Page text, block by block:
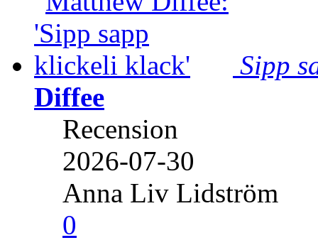
Sipp
Diffee
Recension
2026-07-30
Anna Liv Lidström
0